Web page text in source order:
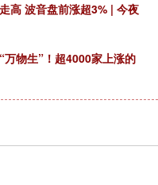
高 波音盘前涨超3% | 今夜
物生”！超4000家上涨的